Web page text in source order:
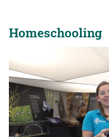
Homeschooling